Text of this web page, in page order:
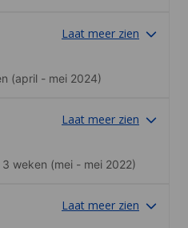
Laat meer zien
(april - mei 2024)
Laat meer zien
3 weken (mei - mei 2022)
Laat meer zien